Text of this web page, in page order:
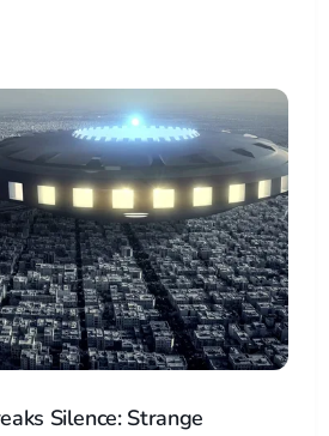
Silence: Strange